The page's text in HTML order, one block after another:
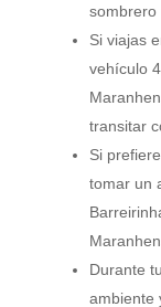
sombrero
Si viajas
vehículo
transitar
Si
tomar un
Durante
ambiente